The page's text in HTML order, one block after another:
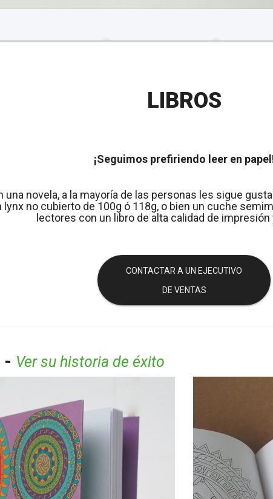
LIBROS
¡Seguimos prefiriendo leer en
una novela, a la mayoría de las personas les sigue
lynx no cubierto de 100g ó 118g, o bien un cuche
lectores con un libro de alta calidad de
CONTACTAR A UN EJECUTIVO
DE VENTAS
- Ver su historia de éxito